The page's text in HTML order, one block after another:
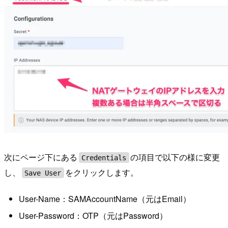
次にページ下にある Credentials の項目で以下の様に変更
し、
Save User をクリックします。
User-Name：SAMAccountName（元はEmail）
User-Password：OTP（元はPassword）